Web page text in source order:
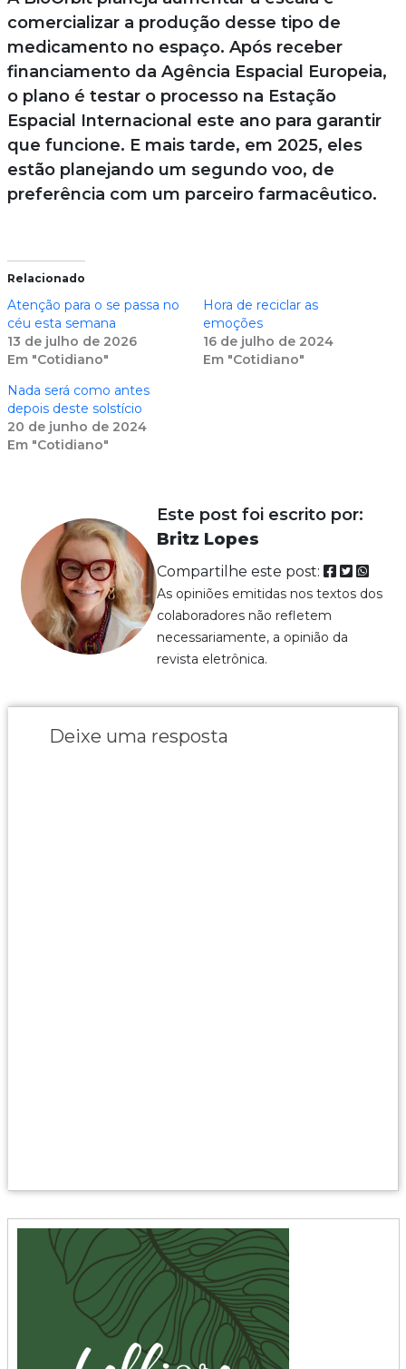
comercializar a produção desse tipo de
medicamento no espaço. Após receber
financiamento da Agência Espacial Europeia,
o plano é testar o processo na Estação
Espacial Internacional este ano para garantir
que funcione. E mais tarde, em 2025, eles
estão planejando um segundo voo, de
preferência com um parceiro farmacêutico.
Relacionado
Atenção para o se passa no
céu esta semana
13 de julho de 2026
Em "Cotidiano"
Hora de reciclar as
emoções
16 de julho de 2024
Em "Cotidiano"
Nada será como antes
depois deste solstício
20 de junho de 2024
Em "Cotidiano"
Este post foi escrito por:
Britz Lopes
Compartilhe este post:
As opiniões emitidas nos textos dos
colaboradores não refletem
necessariamente, a opinião da
revista eletrônica.
Deixe uma resposta